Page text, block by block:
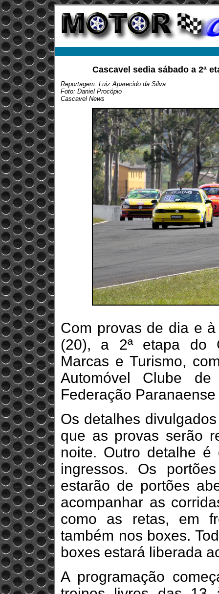
Cascavel sedia sábado a 2ª
Reportagem: Luiz Aparecido da Silva
Foto: Daniel Procópio
Cascavel News
Com provas de dia e
(20), a 2ª etapa do
Marcas e Turismo,
Automóvel Clube
Federação
Os detalhes
que as provas serão
noite. Outro detalhe
ingressos. Os
estarão de portões
acompanhar as
como as retas, em
também nos boxes.
boxes estará liberada
A programação